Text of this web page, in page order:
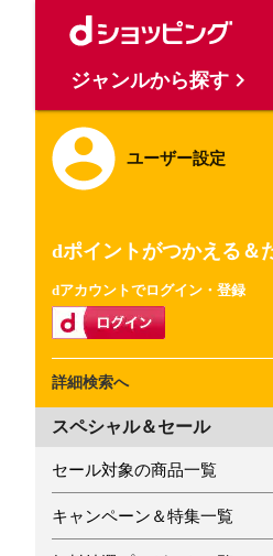
ユーザー設定
dポイントがつかえる＆
dアカウントでログイン・登録
詳細検索へ
スペシャル＆セール
セール対象の商品一覧
キャンペーン＆特集一覧
ジャンルから探す